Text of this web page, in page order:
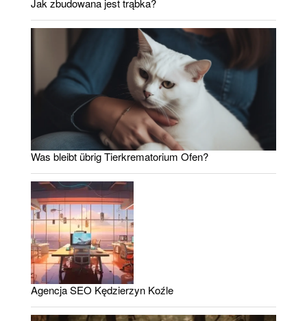
Was bleibt übrig Tierkrematorium Ofen?
Agencja SEO Kędzierzyn Koźle